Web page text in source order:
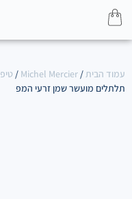
עמוד הבית/
Michel Mercier
/
תלתלים מועשר שמן זרעי המפ